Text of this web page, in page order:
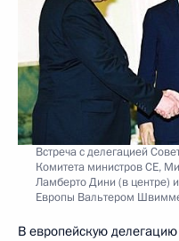
Встреча с делегацией
Комитета министров СЕ,
Ламберто Дини (в центре)
Европы Вальтером
В европейскую